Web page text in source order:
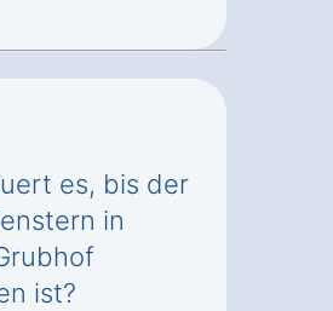
es, bis der
in
ist?